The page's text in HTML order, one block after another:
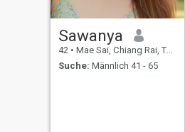
Sawanya
42 • Mae Sai, Chiang Rai, Thailand
Suche: Männlich 41 - 65